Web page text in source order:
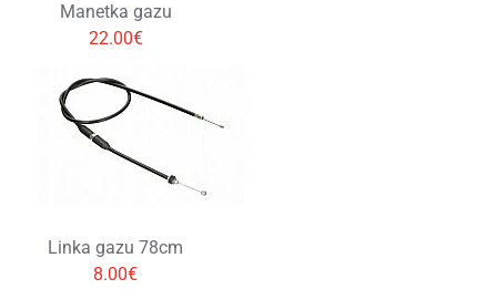
Manetka gazu
22.00€
Linka gazu 78cm
8.00€